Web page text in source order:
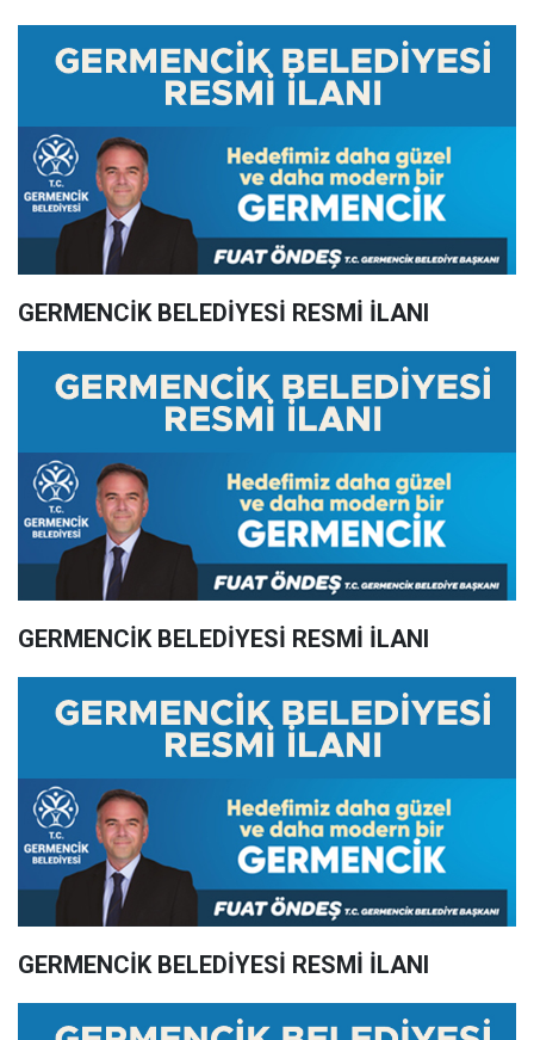
GERMENCİK BELEDİYESİ RESMİ İLANI
GERMENCİK BELEDİYESİ RESMİ İLANI
GERMENCİK BELEDİYESİ RESMİ İLANI